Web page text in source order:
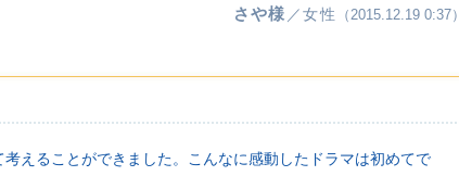
さや様 ／女性 （2015.12.19 0:37）
えることができました。こんなに感動したドラマは初めてで